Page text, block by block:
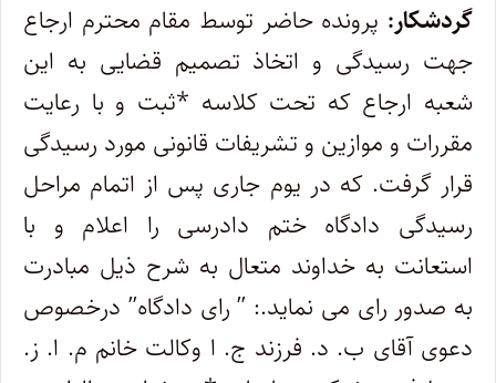
گردشکار: پرونده حاضر توسط مقام محترم ارجاع
جهت رسیدگی و اتخاذ تصمیم قضایی به این
شعبه ارجاع که تحت کلاسه *ثبت و با رعایت
مقررات و موازین و تشریفات قانونی مورد رسیدگی
قرار گرفت. که در یوم جاری پس از اتمام مراحل
رسیدگی دادگاه ختم دادرسی را اعلام و با
استعانت به خداوند متعال به شرح ذیل مبادرت
به صدور رای می نماید.: ” رای دادگاه” درخصوص
دعوی آقای ب. د. فرزند ج. ا وکالت خانم م. ا. ز.